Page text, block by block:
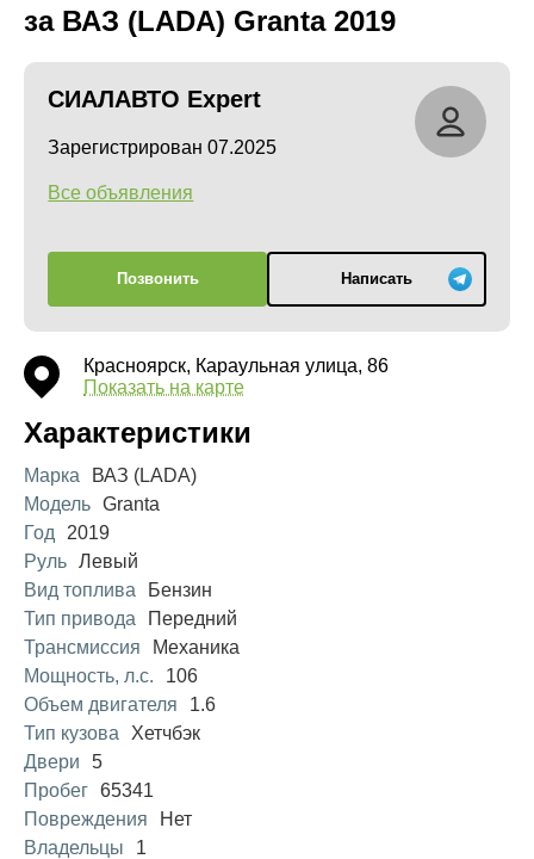
за ВАЗ (LADA) Granta 2019
СИАЛАВТО Expert
Зарегистрирован 07.2025
Все объявления
Позвонить Написать
Красноярск, Караульная улица, 86
Показать на карте
Характеристики
Марка
ВАЗ (LADA)
Модель Granta
Год
2019
Руль Левый
Вид топлива
Бензин
Тип привода
Передний
Трансмиссия
Механика
Мощность, л.с.
106
Объем двигателя
1.6
Тип кузова
Хетчбэк
Двери
5
Пробег 65341
Повреждения
Нет
Владельцы
1